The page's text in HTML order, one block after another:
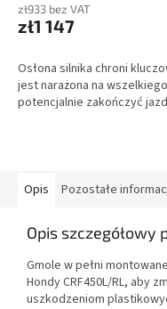
zł933 bez VAT
zł1 147
Osłona silnika chroni
jest narażona na
potencjalnie zakończyć
Opis Pozostałe
Opis szczegółowy
Gmole w pełni
Hondy CRF450L/RL, aby
uszkodzeniom